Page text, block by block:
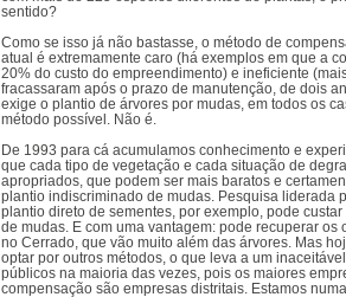
sentido?
Como se isso já não bastasse, o método de
atual é extremamente caro (há exemplos em que a
20% do custo do empreendimento) e ineficiente
fracassaram após o prazo de manutenção, de dois
exige o plantio de árvores por mudas, em todos os
método possível. Não é.
De 1993 para cá acumulamos conhecimento e
que cada tipo de vegetação e cada situação de
apropriados, que podem ser mais baratos e
plantio indiscriminado de mudas. Pesquisa liderada
plantio direto de sementes, por exemplo, pode
de mudas. E com uma vantagem: pode recuperar os
no Cerrado, que vão muito além das árvores. Mas
optar por outros métodos, o que leva a um
públicos na maioria das vezes, pois os maiores
compensação são empresas distritais. Estamos